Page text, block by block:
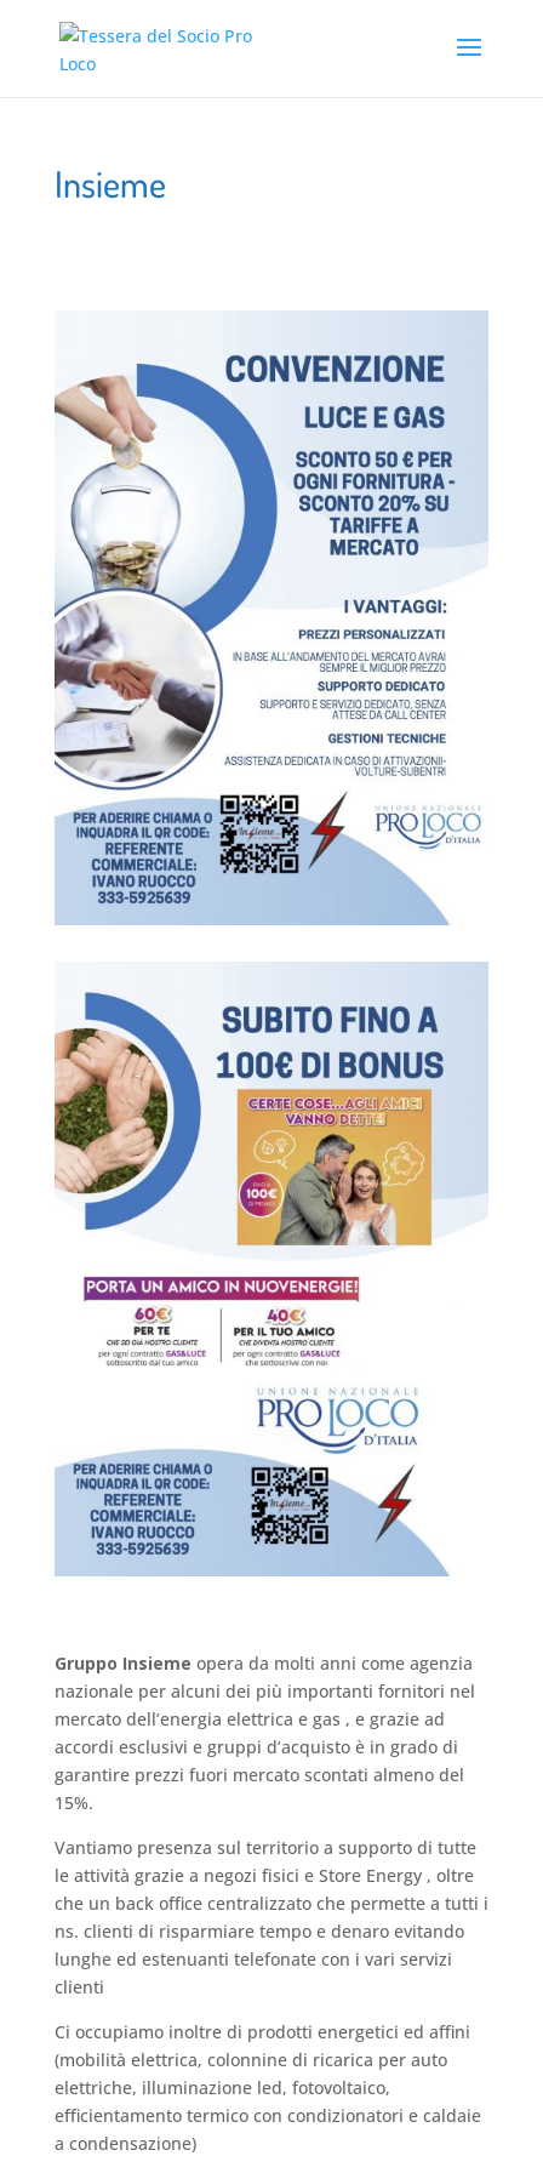
Insieme
Gruppo Insieme opera da molti anni come agenzia
nazionale per alcuni dei più importanti fornitori nel
mercato dell’energia elettrica e gas , e grazie ad
accordi esclusivi e gruppi d’acquisto è in grado di
garantire prezzi fuori mercato scontati almeno del
15%.
Vantiamo presenza sul territorio a supporto di tutte
le attività grazie a negozi fisici e Store Energy , oltre
che un back office centralizzato che permette a tutti i
ns. clienti di risparmiare tempo e denaro evitando
lunghe ed estenuanti telefonate con i vari servizi
clienti
Ci occupiamo inoltre di prodotti energetici ed affini
(mobilità elettrica, colonnine di ricarica per auto
elettriche, illuminazione led, fotovoltaico,
efficientamento termico con condizionatori e caldaie
a condensazione)